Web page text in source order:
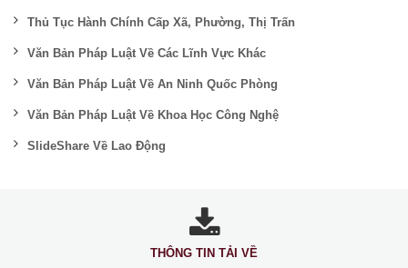
Thủ Tục Hành Chính Cấp Xã, Phường, Thị Trấn
Văn Bản Pháp Luật Về Các Lĩnh Vực Khác
Văn Bản Pháp Luật Về An Ninh Quốc Phòng
Văn Bản Pháp Luật Về Khoa Học Công Nghệ
SlideShare Về Lao Động
THÔNG TIN TẢI VỀ